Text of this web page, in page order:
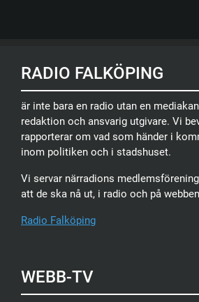
RADIO FALKÖPING
är inte bara en radio utan en
redaktion och ansvarig utgivare. Vi
rapporterar om vad som händer i
inom politiken och i stadshuset.
Vi servar närradions
att de ska nå ut, i radio och på
Radio Falköping
WEBB-TV